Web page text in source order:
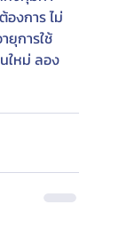
งการ ไม่
ยุการใช้
ใหม่ ลอง